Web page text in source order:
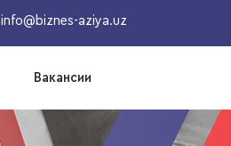
info@biznes-aziya.uz
Вакансии